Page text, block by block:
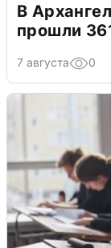
В
прошли
7 августа 0